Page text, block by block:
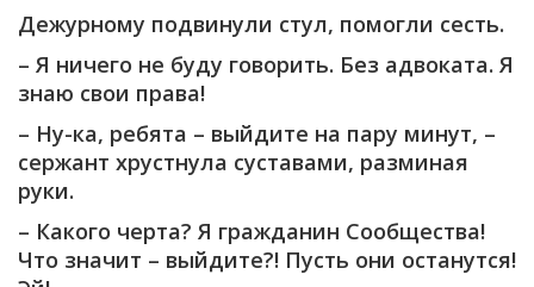
Дежурному подвинули стул, помогли сесть.
– Я ничего не буду говорить. Без адвоката. Я
знаю свои права!
– Ну-ка, ребята – выйдите на пару минут, –
сержант хрустнула суставами, разминая
руки.
– Какого черта? Я гражданин Сообщества!
Что значит – выйдите?! Пусть они останутся!